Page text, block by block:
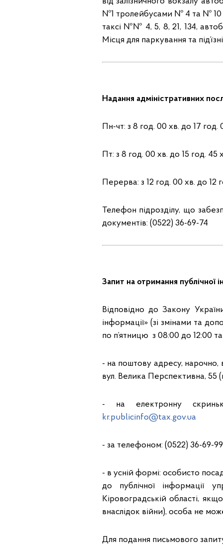
№1 тролейбусами № 4 та № 10
таксі №№ 4, 5, 8, 21, 134,
Місця для паркування та
Надання адміністративних
Пн-чт: з 8 год. 00 хв. до 17 год.
Пт: з 8 год. 00 хв. до 15 год. 45
Перерва: з 12 год. 00 хв. до 12
Телефон підрозділу, що
документів: (0522) 36-69-74
Запит на отримання публічної
Відповідно до Закону
інформації» (зі змінами та
по п’ятницю з 08:00 до 12:00
- на поштову адресу, нарочно,
вул. Велика Перспективна, 55
- на електронну
kr.publicinfo@tax.gov.ua
- за телефоном: (0522) 36-69-
- в усній формі: особисто
до публічної інформації
Кіровоградській області,
внаслідок війни), особа не
Для подання письмового